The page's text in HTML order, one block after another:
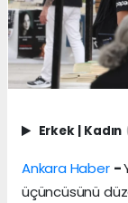
Erkek | Kadın
Ankara Haber -
üçüncüsünü